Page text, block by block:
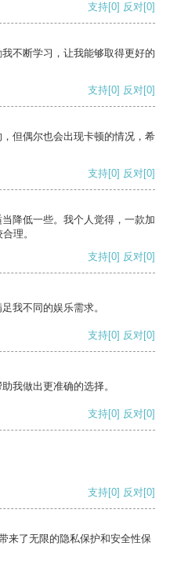
支持[0] 反对[0]
不断学习，让我能够取得更好的
支持[0] 反对[0]
但偶尔也会出现卡顿的情况，希
支持[0] 反对[0]
降低一些。我个人觉得，一款加
理。
支持[0] 反对[0]
我不同的娱乐需求。
支持[0] 反对[0]
我做出更准确的选择。
支持[0] 反对[0]
支持[0] 反对[0]
来了无限的隐私保护和安全性保